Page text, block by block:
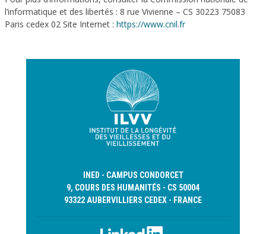
l’informatique et des libertés : 8 rue Vivienne – CS 30223 75083
Paris cedex 02 Site Internet : https://www.cnil.fr
INED - CAMPUS CONDORCET
9, COURS DES HUMANITÉS - CS 50004
93322 AUBERVILLIERS CEDEX - FRANCE